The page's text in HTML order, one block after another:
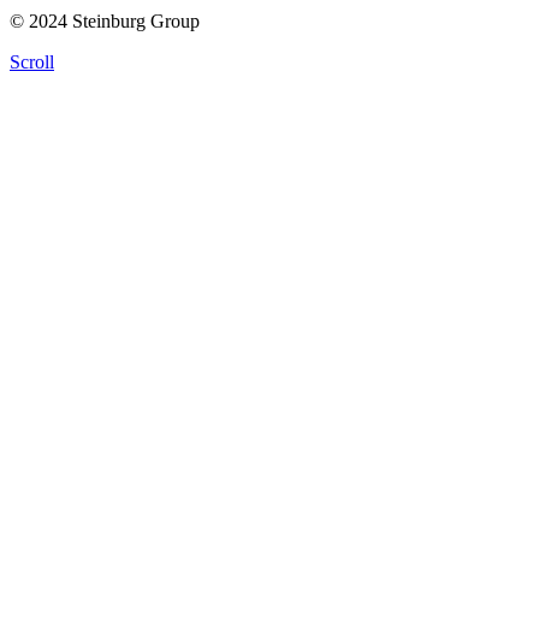
© 2024 Steinburg Group
Scroll